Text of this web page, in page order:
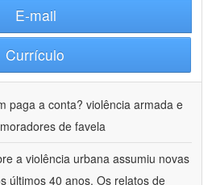
E-mail
Currículo
paga a conta? violência armada e
de favela
a violência urbana assumiu novas
últimos 40 anos. Os relatos de